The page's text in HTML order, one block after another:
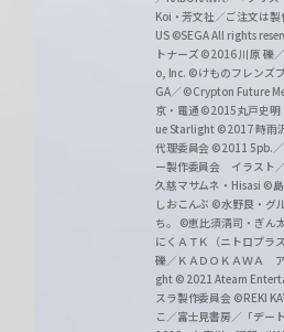
Koi・芳文社／ご注文は製
US ©SEGA All rights
トナーズ©2016 川原 礫
o, Inc. ©けものフレンズ
GA／ ©Crypton Future
京・電通 ©2015丸戸史明
ue Starlight ©2017 時雨
代理委員会 ©2011 5pb.
ー製作委員会 イラスト
久慈マサムネ・Hisasi ©島
しおこんぶ ©水野良・グ
ち。
©恵比須清司・ぎん
にくＡＴＫ（ニトロプラス
礫／ＫＡＤＯＫＡＷＡ
ght © 2021 Ateam
スラ製作委員会 ©REKI
こ／富士見書房／「デー